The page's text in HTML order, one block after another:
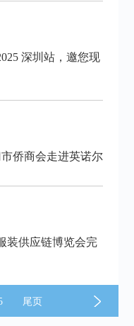
深圳站，邀您现
侨商会走进英诺尔
装供应链博览会完
尾页